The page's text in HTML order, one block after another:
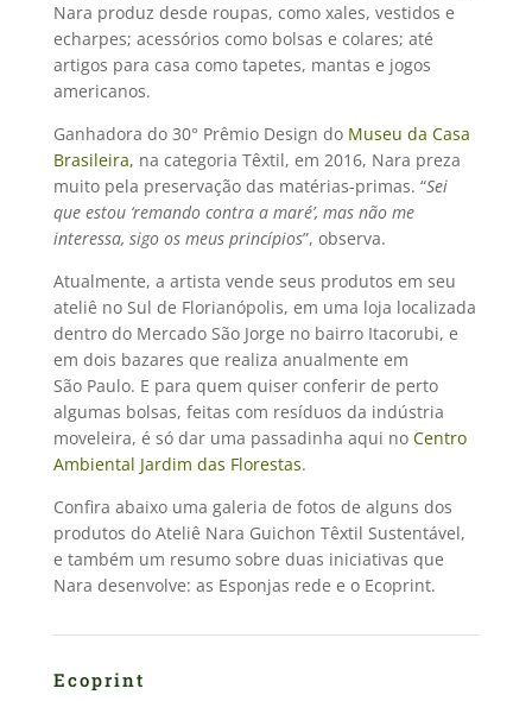
Nara produz desde roupas, como xales, vestidos e
echarpes; acessórios como bolsas e colares; até
artigos para casa como tapetes, mantas e jogos
americanos.
Ganhadora do 30° Prêmio Design do Museu da Casa
Brasileira, na categoria Têxtil, em 2016, Nara preza
muito pela preservação das matérias-primas. “Sei
que estou ‘remando contra a maré’, mas não me
interessa, sigo os meus princípios”, observa.
Atualmente, a artista vende seus produtos em seu
ateliê no Sul de Florianópolis, em uma loja localizada
dentro do Mercado São Jorge no bairro Itacorubi, e
em dois bazares que realiza anualmente em
São Paulo. E para quem quiser conferir de perto
algumas bolsas, feitas com resíduos da indústria
moveleira, é só dar uma passadinha aqui no Centro
Ambiental Jardim das Florestas.
Confira abaixo uma galeria de fotos de alguns dos
produtos do Ateliê Nara Guichon Têxtil Sustentável,
e também um resumo sobre duas iniciativas que
Nara desenvolve: as Esponjas rede e o Ecoprint.
Ecoprint